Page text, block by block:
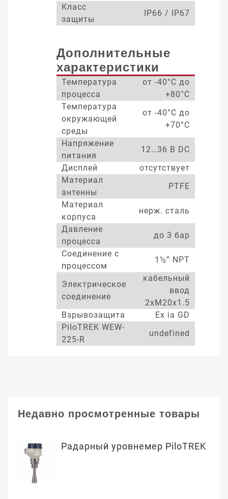
Класс
защиты
IP66 / IP67
Дополнительные
характеристики
Температура
процесса
от -40°С до
+80°С
Температура
окружающей
среды
от -40°С до
+70°С
Напряжение
питания
12…36 В DC
Дисплей
отсутствует
Материал
антенны
PTFE
Материал
корпуса
нерж. сталь
Давление
процесса
до 3 бар
Соединение с
процессом
1½” NPT
Электрическое
соединение
кабельный
ввод
2xM20x1.5
Взрывозащита
Ex ia GD
PiloTREK WEW-
225-R
undefined
Недавно просмотренные товары
Радарный уровнемер PiloTREK